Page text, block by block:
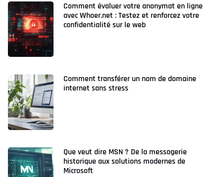
Comment évaluer votre anonymat en ligne
avec Whoer.net : Testez et renforcez votre
confidentialité sur le web
Comment transférer un nom de domaine
internet sans stress
Que veut dire MSN ? De la messagerie
historique aux solutions modernes de
Microsoft